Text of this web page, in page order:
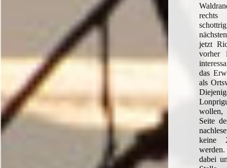
jetzt
vorher
das
als
wollen,
Seite
keine
dabei